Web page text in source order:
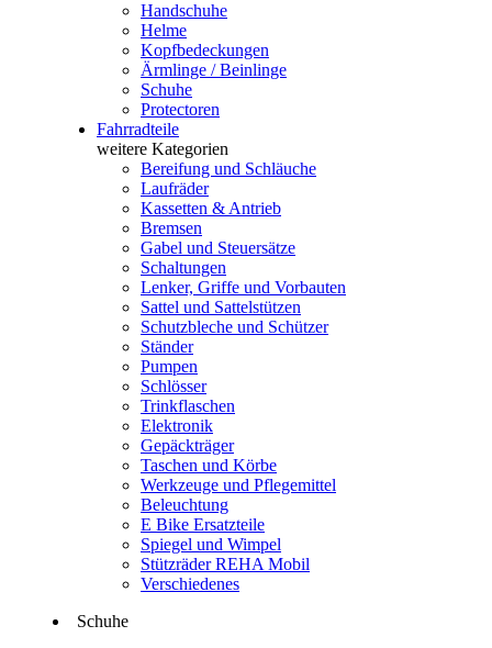
Handschuhe
Helme
Kopfbedeckungen
Ärmlinge / Beinlinge
Schuhe
Protectoren
Fahrradteile
weitere Kategorien
Bereifung und Schläuche
Laufräder
Kassetten & Antrieb
Bremsen
Gabel und Steuersätze
Schaltungen
Lenker, Griffe und Vorbauten
Sattel und Sattelstützen
Schutzbleche und Schützer
Ständer
Pumpen
Schlösser
Trinkflaschen
Elektronik
Gepäckträger
Taschen und Körbe
Werkzeuge und Pflegemittel
Beleuchtung
E Bike Ersatzteile
Spiegel und Wimpel
Stützräder REHA Mobil
Verschiedenes
Schuhe